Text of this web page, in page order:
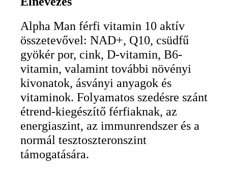
Alpha Man férfi vitamin 10 aktív
összetevővel: NAD+, Q10, csüdfű
gyökér por, cink, D-vitamin, B6-
vitamin, valamint további növényi
kivonatok, ásványi anyagok és
vitaminok. Folyamatos szedésre szánt
étrend-kiegészítő férfiaknak, az
energiaszint, az immunrendszer és a
normál tesztoszteronszint
támogatására.